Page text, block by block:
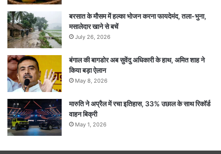
बरसात के मौसम में हल्का भोजन करना फायदेमंद, तला-भुना,
मसालेदार खाने से बचें
July 26, 2026
बंगाल की बागडोर अब सुवेंदु अधिकारी के हाथ, अमित शाह ने
किया बड़ा ऐलान
May 8, 2026
मारुति ने अप्रैल में रचा इतिहास, 33% उछाल के साथ रिकॉर्ड
वाहन बिक्री
May 1, 2026